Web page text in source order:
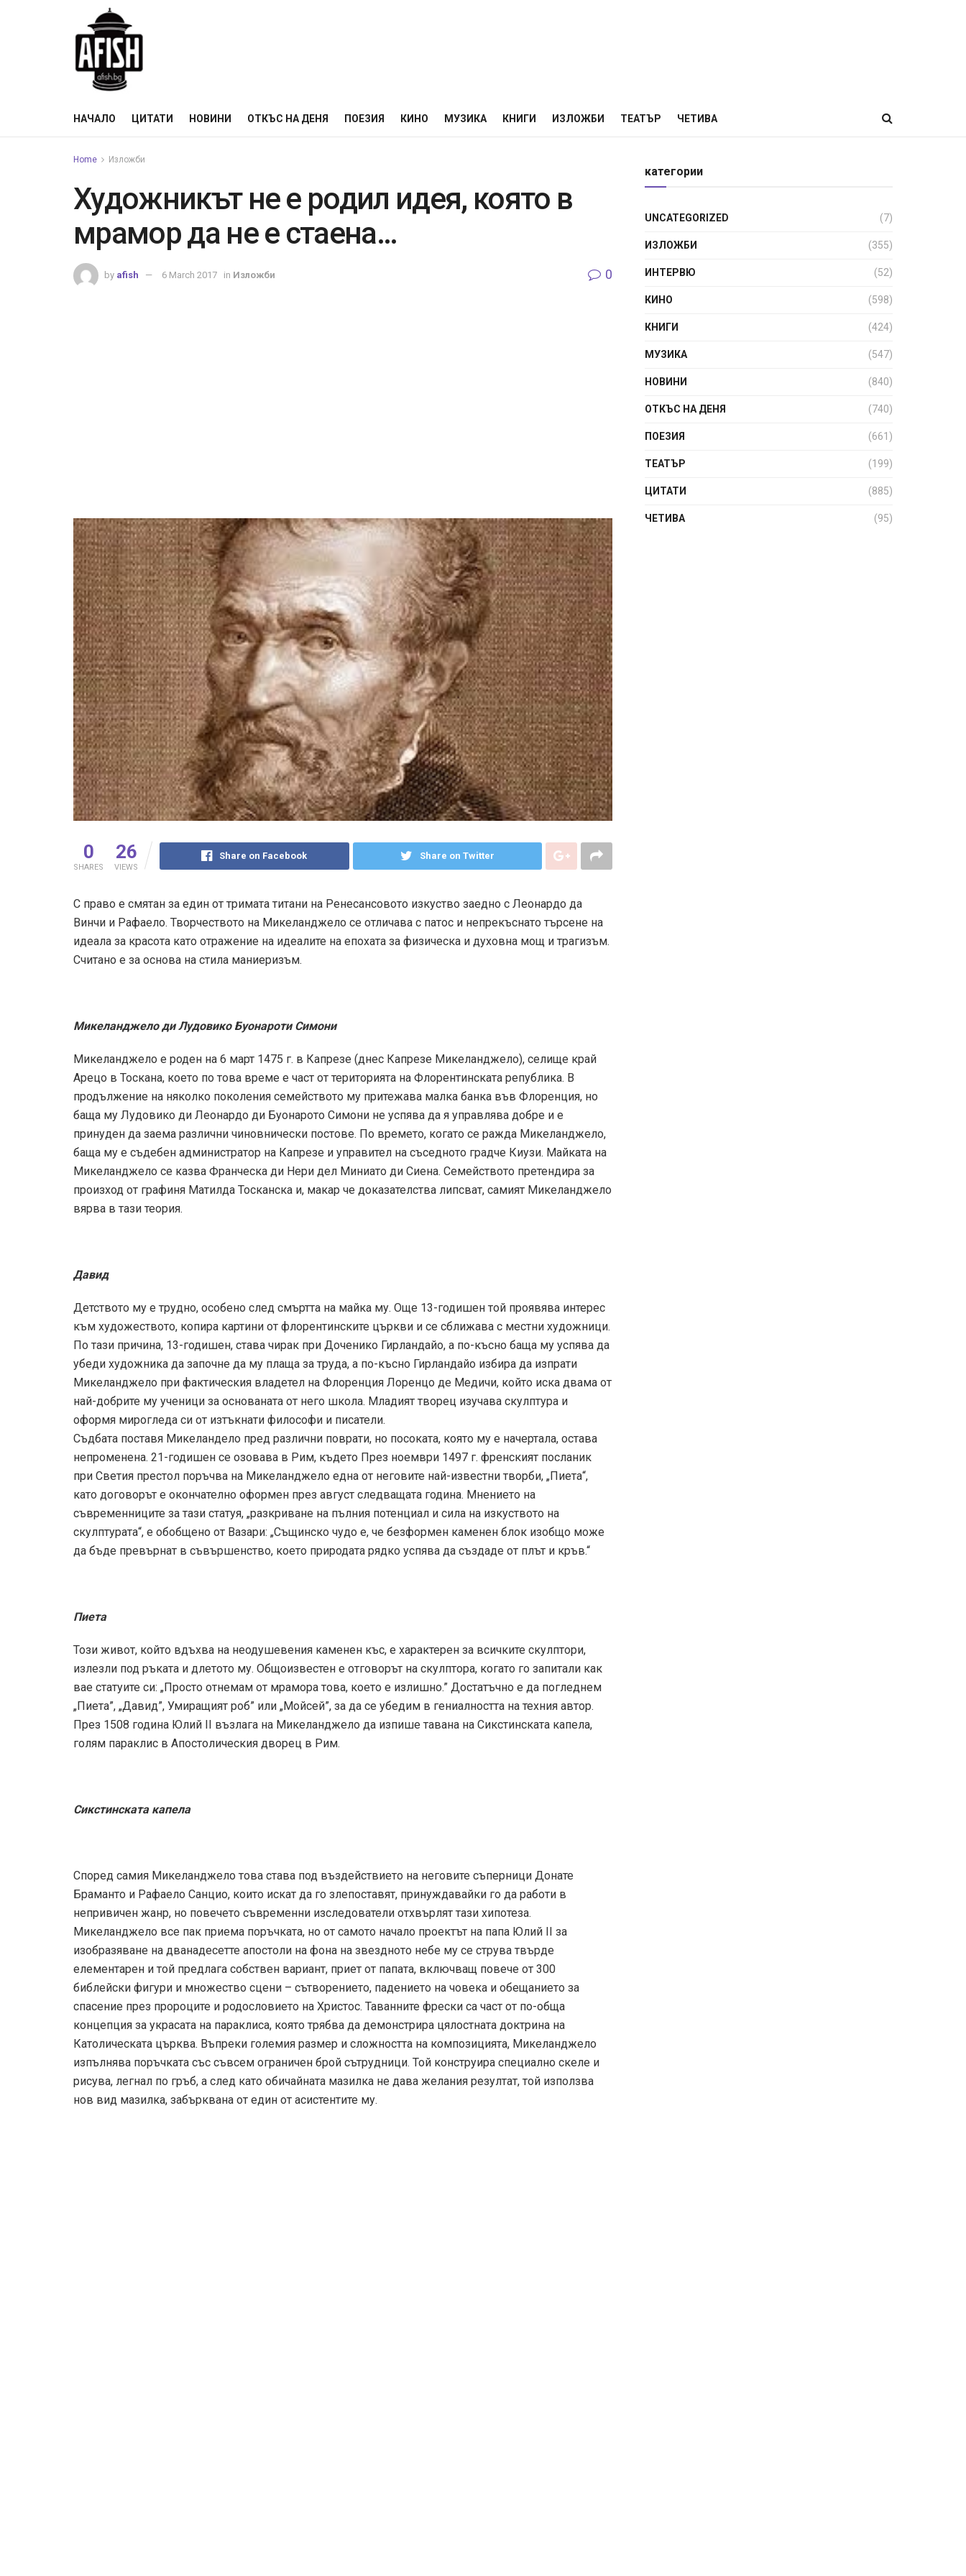
НАЧАЛО ЦИТАТИ НОВИНИ ОТКЪС НА ДЕНЯ ПОЕЗИЯ КИНО МУЗИКА КНИГИ ИЗЛОЖБИ ТЕАТЪР ЧЕТИВА
Home Изложби
Художникът не е родил идея, която в
мрамор да не е стаена…
by afish 6 March 2017 in Изложби 0
0
SHARES
26
VIEWS
Share on Facebook Share on Twitter
С право е смятан за един от тримата титани на Ренесансовото изкуство заедно с Леонардо да
Винчи и Рафаело. Творчеството на Микеланджело се отличава с патос и непрекъснато търсене на
идеала за красота като отражение на идеалите на епохата за физическа и духовна мощ и трагизъм.
Считано е за основа на стила маниеризъм.
Микеланджело ди Лудовико Буонароти Симони
Микеланджело е роден на 6 март 1475 г. в Капрезе (днес Капрезе Микеланджело), селище край
Арецо в Тоскана, което по това време е част от територията на Флорентинската република. В
продължение на няколко поколения семейството му притежава малка банка във Флоренция, но
баща му Лудовико ди Леонардо ди Буонарото Симони не успява да я управлява добре и е
принуден да заема различни чиновнически постове. По времето, когато се ражда Микеланджело,
баща му е съдебен администратор на Капрезе и управител на съседното градче Киузи. Майката на
Микеланджело се казва Франческа ди Нери дел Миниато ди Сиена. Семейството претендира за
произход от графиня Матилда Тосканска и, макар че доказателства липсват, самият Микеланджело
вярва в тази теория.
Давид
Детството му е трудно, особено след смъртта на майка му. Още 13-годишен той проявява интерес
към художеството, копира картини от флорентинските църкви и се сближава с местни художници.
По тази причина, 13-годишен, става чирак при Доченико Гирландайо, а по-късно баща му успява да
убеди художника да започне да му плаща за труда, а по-късно Гирландайо избира да изпрати
Микеланджело при фактическия владетел на Флоренция Лоренцо де Медичи, който иска двама от
най-добрите му ученици за основаната от него школа. Младият творец изучава скулптура и
оформя мирогледа си от изтъкнати философи и писатели.
Съдбата поставя Микеландело пред различни поврати, но посоката, която му е начертала, остава
непроменена. 21-годишен се озовава в Рим, където През ноември 1497 г. френският посланик
при Светия престол поръчва на Микеланджело една от неговите най-известни творби, „Пиета“,
като договорът е окончателно оформен през август следващата година. Мнението на
съвременниците за тази статуя, „разкриване на пълния потенциал и сила на изкуството на
скулптурата“, е обобщено от Вазари: „Същинско чудо е, че безформен каменен блок изобщо може
да бъде превърнат в съвършенство, което природата рядко успява да създаде от плът и кръв.“
Пиета
Този живот, който вдъхва на неодушевения каменен къс, е характерен за всичките скулптори,
излезли под ръката и длетото му. Общоизвестен е отговорът на скулптора, когато го запитали как
вае статуите си: „Просто отнемам от мрамора това, което е излишно.” Достатъчно е да погледнем
„Пиета”, „Давид”, Умиращият роб” или „Мойсей”, за да се убедим в гениалността на техния автор.
През 1508 година Юлий II възлага на Микеланджело да изпише тавана на Сикстинската капела,
голям параклис в Апостолическия дворец в Рим.
Сикстинската капела
Според самия Микеланджело това става под въздействието на неговите съперници Донате
Браманто и Рафаело Санцио, които искат да го злепоставят, принуждавайки го да работи в
непривичен жанр, но повечето съвременни изследователи отхвърлят тази хипотеза.
Микеланджело все пак приема поръчката, но от самото начало проектът на папа Юлий II за
изобразяване на дванадесетте апостоли на фона на звездното небе му се струва твърде
елементарен и той предлага собствен вариант, приет от папата, включващ повече от 300
библейски фигури и множество сцени – сътворението, падението на човека и обещанието за
спасение през пророците и родословието на Христос. Таванните фрески са част от по-обща
концепция за украсата на параклиса, която трябва да демонстрира цялостната доктрина на
Католическата църква. Въпреки големия размер и сложността на композицията, Микеланджело
изпълнява поръчката със съвсем ограничен брой сътрудници. Той конструира специално скеле и
рисува, легнал по гръб, а след като обичайната мазилка не дава желания резултат, той използва
нов вид мазилка, забърквана от един от асистентите му.
категории
UNCATEGORIZED (7)
ИЗЛОЖБИ (355)
ИНТЕРВЮ (52)
КИНО (598)
КНИГИ (424)
МУЗИКА (547)
НОВИНИ (840)
ОТКЪС НА ДЕНЯ (740)
ПОЕЗИЯ (661)
ТЕАТЪР (199)
ЦИТАТИ (885)
ЧЕТИВА (95)